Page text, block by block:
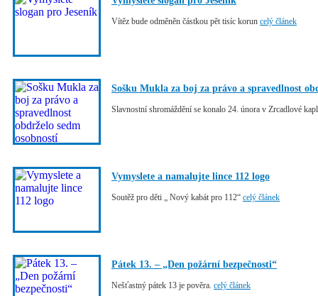
Vítěz bude odměněn částkou pět tisíc korun celý článek
Sošku Mukla za boj za právo a spravedlnost
Slavnostní shromáždění se konalo 24. února v Zrcadlové
Vymyslete a namalujte lince 112 logo
Soutěž pro děti „ Nový kabát pro 112“ celý článek
Pátek 13. – „Den požární bezpečnosti“
Nešťastný pátek 13 je pověra. celý článek